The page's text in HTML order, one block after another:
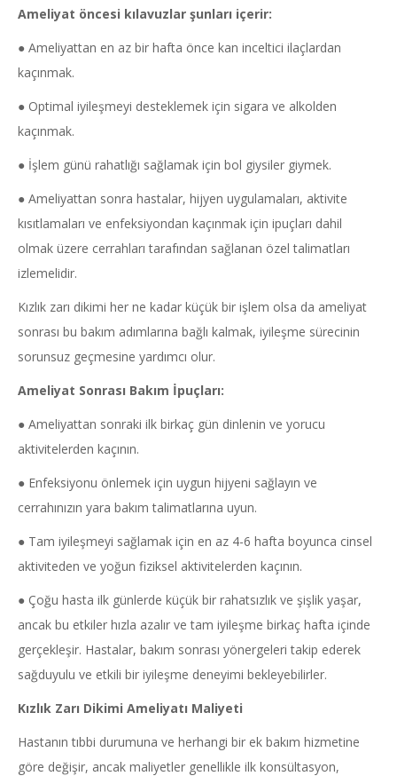
Ameliyat öncesi kılavuzlar şunları içerir:
● Ameliyattan en az bir hafta önce kan inceltici ilaçlardan
kaçınmak.
● Optimal iyileşmeyi desteklemek için sigara ve alkolden
kaçınmak.
● İşlem günü rahatlığı sağlamak için bol giysiler giymek.
● Ameliyattan sonra hastalar, hijyen uygulamaları, aktivite
kısıtlamaları ve enfeksiyondan kaçınmak için ipuçları dahil
olmak üzere cerrahları tarafından sağlanan özel talimatları
izlemelidir.
Kızlık zarı dikimi her ne kadar küçük bir işlem olsa da ameliyat
sonrası bu bakım adımlarına bağlı kalmak, iyileşme sürecinin
sorunsuz geçmesine yardımcı olur.
Ameliyat Sonrası Bakım İpuçları:
● Ameliyattan sonraki ilk birkaç gün dinlenin ve yorucu
aktivitelerden kaçının.
● Enfeksiyonu önlemek için uygun hijyeni sağlayın ve
cerrahınızın yara bakım talimatlarına uyun.
● Tam iyileşmeyi sağlamak için en az 4-6 hafta boyunca cinsel
aktiviteden ve yoğun fiziksel aktivitelerden kaçının.
● Çoğu hasta ilk günlerde küçük bir rahatsızlık ve şişlik yaşar,
ancak bu etkiler hızla azalır ve tam iyileşme birkaç hafta içinde
gerçekleşir. Hastalar, bakım sonrası yönergeleri takip ederek
sağduyulu ve etkili bir iyileşme deneyimi bekleyebilirler.
Kızlık Zarı Dikimi Ameliyatı Maliyeti
Hastanın tıbbi durumuna ve herhangi bir ek bakım hizmetine
göre değişir, ancak maliyetler genellikle ilk konsültasyon,